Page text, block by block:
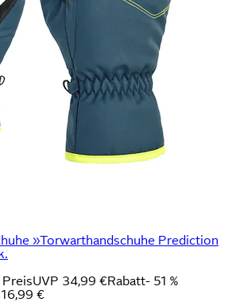
»Torwarthandschuhe Prediction
UVP 34,99 €Rabatt- 51 %
16,99 €